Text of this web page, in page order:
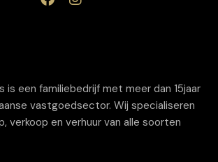
is een familiebedrijf met meer dan 15jaar
vastgoedsector. Wij specialiseren
verkoop en verhuur van alle soorten